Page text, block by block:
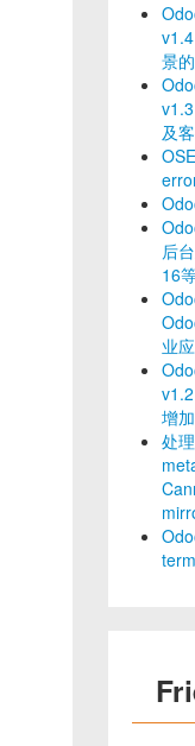
景
及
后
16
业
增
处